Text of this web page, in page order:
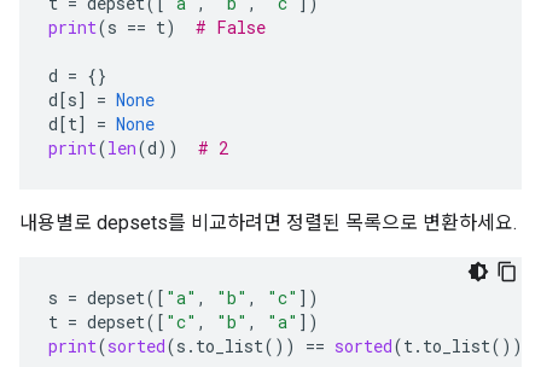
print(s == t) # False
d = {}
d[s] = None
d[t] = None
print(len(d)) # 2
내용별로 depsets를 비교하려면 정렬된 목록으로 변환하세요.
s = depset([ "a" , "b" , "c" ])
t = depset([ "c" , "b" , "a" ])
print(sorted(s . to_list()) == sorted(t. to_list()))